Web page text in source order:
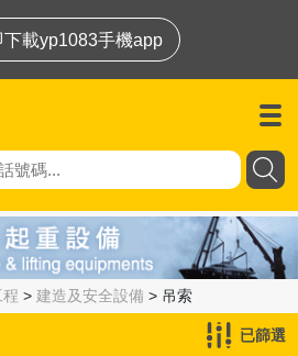
下載yp1083手機app
> 建造及安全設備 > 吊索
已篩選